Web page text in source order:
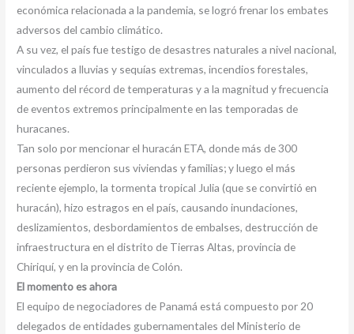
económica relacionada a la pandemia, se logró frenar los embates
adversos del cambio climático.
A su vez, el país fue testigo de desastres naturales a nivel nacional,
vinculados a lluvias y sequías extremas, incendios forestales,
aumento del récord de temperaturas y a la magnitud y frecuencia
de eventos extremos principalmente en las temporadas de
huracanes.
Tan solo por mencionar el huracán ETA, donde más de 300
personas perdieron sus viviendas y familias; y luego el más
reciente ejemplo, la tormenta tropical Julia (que se convirtió en
huracán), hizo estragos en el país, causando inundaciones,
deslizamientos, desbordamientos de embalses, destrucción de
infraestructura en el distrito de Tierras Altas, provincia de
Chiriquí, y en la provincia de Colón.
El momento es ahora
El equipo de negociadores de Panamá está compuesto por 20
delegados de entidades gubernamentales del Ministerio de